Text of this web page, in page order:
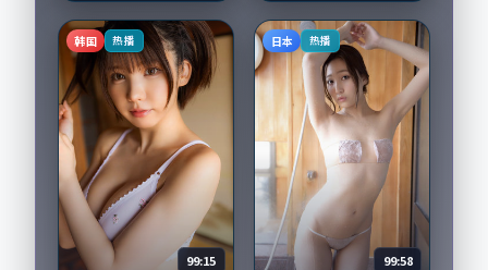
舒淇与配角群戏并
重。影片2019年面世
后...
龙、黄政民与配角群
戏并重。影片2023年
面...
韩国 热播
99:15
日本 热播
99:58